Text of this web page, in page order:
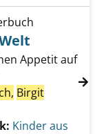
Appetit auf
Birgit
Kinder aus